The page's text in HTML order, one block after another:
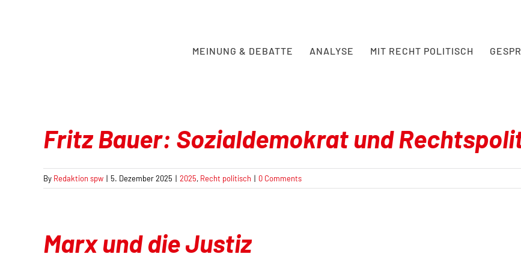
MEINUNG & DEBATTE ANALYSE MIT RECHT POLITISCH
Fritz Bauer: Sozialdemokrat und
By Redaktion spw | 5. Dezember 2025 | 2025, Recht politisch | 0 Comments
Marx und die Justiz